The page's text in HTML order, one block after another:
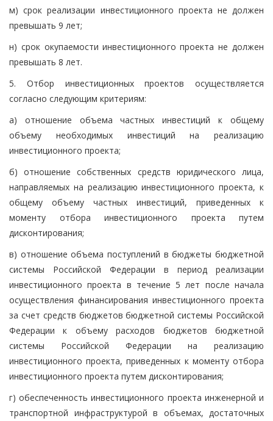
м) срок реализации инвестиционного проекта не должен
превышать 9 лет;
н) срок окупаемости инвестиционного проекта не должен
превышать 8 лет.
5. Отбор инвестиционных проектов осуществляется
согласно следующим критериям:
а) отношение объема частных инвестиций к общему
объему необходимых инвестиций на реализацию
инвестиционного проекта;
б) отношение собственных средств юридического лица,
направляемых на реализацию инвестиционного проекта, к
общему объему частных инвестиций, приведенных к
моменту отбора инвестиционного проекта путем
дисконтирования;
в) отношение объема поступлений в бюджеты бюджетной
системы Российской Федерации в период реализации
инвестиционного проекта в течение 5 лет после начала
осуществления финансирования инвестиционного проекта
за счет средств бюджетов бюджетной системы Российской
Федерации к объему расходов бюджетов бюджетной
системы Российской Федерации на реализацию
инвестиционного проекта, приведенных к моменту отбора
инвестиционного проекта путем дисконтирования;
г) обеспеченность инвестиционного проекта инженерной и
транспортной инфраструктурой в объемах, достаточных